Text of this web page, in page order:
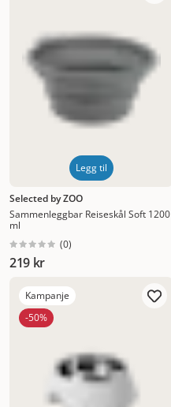
Legg til
Selected by ZOO
Sammenleggbar Reiseskål Soft 1200
ml
(0)
219 kr
Kampanje
-50%